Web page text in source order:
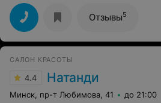
Отзывы5
САЛОН КРАСОТЫ
4.4 Натанди
Минск, пр-т Любимова, 41 до 21:00